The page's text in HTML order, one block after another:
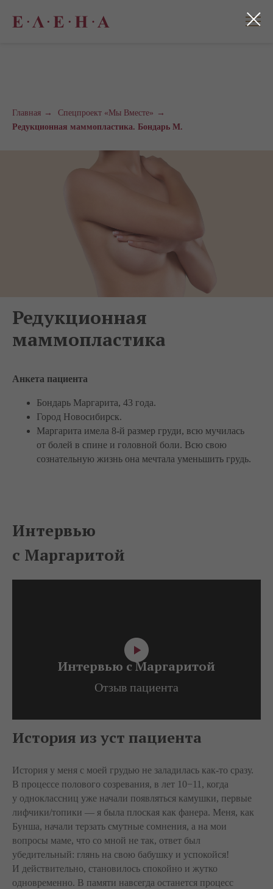
Главная → Спецпроект «Мы Вместе» →
Редукционная маммопластика. Бондарь М.
Редукционная
маммопластика
Анкета пациента
Бондарь Маргарита, 43 года.
Город Новосибирск.
Маргарита имела 8-й размер груди, всю мучилась
от болей в спине и головной боли. Всю свою
сознательную жизнь она мечтала уменьшить грудь.
Интервью
с Маргаритой
Интервью с Маргаритой
Отзыв пациента
История из уст пациента
История у меня с моей грудью не заладилась как-то сразу.
В процессе полового созревания, в лет 10−11, когда
у одноклассниц уже начали появляться камушки, первые
лифчики/топики — я была плоская как фанера. Меня, как
Бунша, начали терзать смутные сомнения, а на мои
вопросы маме, что со мной не так, ответ был
убедительный: глянь на свою бабушку и успокойся!
И действительно, становилось спокойно и жутко
одновременно. В памяти навсегда останется процесс